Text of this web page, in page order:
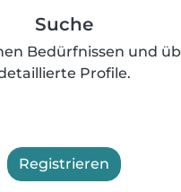
Suche
Bedürfnissen und
Profile.
Registrieren